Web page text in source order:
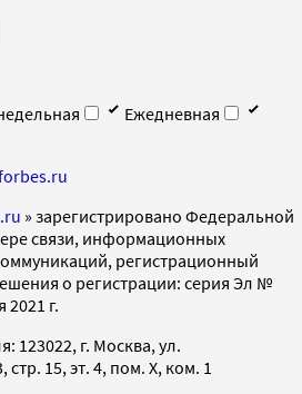
Ежедневная
» зарегистрировано Федеральной
связи, информационных
регистрационный
о регистрации: серия Эл №
г.
123022, г. Москва, ул.
15, эт. 4, пом. X, ком. 1